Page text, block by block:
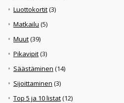
Luottokortit(3)
Matkailu (5)
Muut(39)
Pikavipit(3)
Säästäminen (14)
Sijoittaminen (3)
Top 5 ja 10 listat(12)